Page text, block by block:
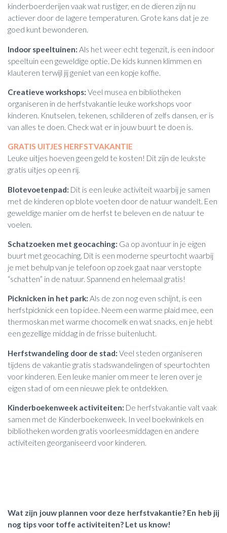
kinderboerderijen vaak wat rustiger, en de dieren zijn nu
actiever door de lagere temperaturen. Grote kans dat je ze
goed kunt bewonderen.
Indoor speeltuinen: Als het weer echt tegenzit, is een indoor
speeltuin een geweldige optie. De kids kunnen klimmen en
klauteren terwijl jij geniet van een kopje koffie.
Creatieve workshops: Veel musea en bibliotheken
organiseren in de herfstvakantie leuke workshops voor
kinderen. Knutselen, tekenen, schilderen of zelfs dansen, er is
van alles te doen. Check wat er in jouw buurt te doen is.
GRATIS UITJES HERFSTVAKANTIE
Leuke uitjes hoeven geen geld te kosten! Dit zijn de leukste
gratis uitjes op een rij.
Blotevoetenpad: Dit is een leuke activiteit waarbij je samen
met de kinderen op blote voeten door de natuur wandelt. Een
geweldige manier om de herfst te beleven en de natuur te
voelen.
Schatzoeken met geocaching: Ga op avontuur in je eigen
buurt met geocaching. Dit is een moderne speurtocht waarbij
je met behulp van je telefoon op zoek gaat naar verstopte
“schatten” in de natuur. Spannend en helemaal gratis!
Picknicken in het park: Als de zon nog even schijnt, is een
herfstpicknick een top idee. Neem een warme plaid mee, een
thermoskan met warme chocomelk en wat snacks, en je hebt
een gezellige middag in de frisse buitenlucht.
Herfstwandeling door de stad: Veel steden organiseren
tijdens de vakantie gratis stadswandelingen of speurtochten
voor kinderen. Een leuke manier om meer te leren over je
eigen stad of om een nieuwe plek te ontdekken.
Kinderboekenweek activiteiten: De herfstvakantie valt vaak
samen met de Kinderboekenweek. In veel boekwinkels en
bibliotheken worden gratis voorleesmiddagen en andere
activiteiten georganiseerd voor kinderen.
Wat zijn jouw plannen voor deze herfstvakantie? En heb jij
nog tips voor toffe activiteiten? Let us know!